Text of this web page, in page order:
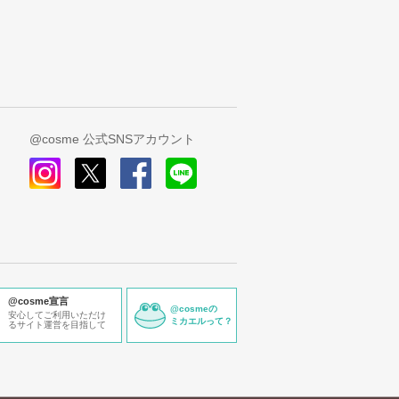
@cosme 公式SNSアカウント
@cosme宣言
安心してご利用いただけ
るサイト運営を目指して
@cosmeの
ミカエルって？